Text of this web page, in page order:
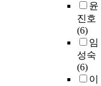
윤
진호
(6)
임
성숙
(6)
이